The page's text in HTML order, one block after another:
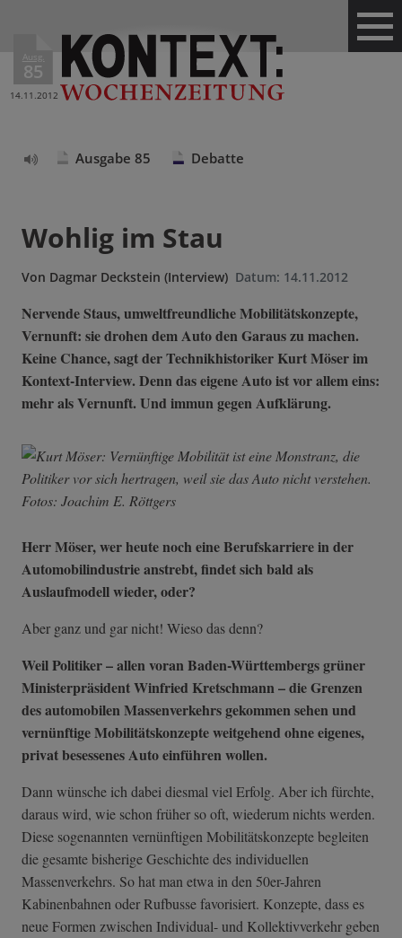
Ausg.
85
14.11.2012
Ausgabe 85 Debatte
Wohlig im Stau
Von Dagmar Deckstein (Interview) Datum: 14.11.2012
Nervende Staus, umweltfreundliche Mobilitätskonzepte,
Vernunft: sie drohen dem Auto den Garaus zu machen.
Keine Chance, sagt der Technikhistoriker Kurt Möser im
Kontext-Interview. Denn das eigene Auto ist vor allem eins:
mehr als Vernunft. Und immun gegen Aufklärung.
Herr Möser, wer heute noch eine Berufskarriere in der
Automobilindustrie anstrebt, findet sich bald als
Auslaufmodell wieder, oder?
Aber ganz und gar nicht! Wieso das denn?
Weil Politiker – allen voran Baden-Württembergs grüner
Ministerpräsident Winfried Kretschmann – die Grenzen
des automobilen Massenverkehrs gekommen sehen und
vernünftige Mobilitätskonzepte weitgehend ohne eigenes,
privat besessenes Auto einführen wollen.
Dann wünsche ich dabei diesmal viel Erfolg. Aber ich fürchte,
daraus wird, wie schon früher so oft, wiederum nichts werden.
Diese sogenannten vernünftigen Mobilitätskonzepte begleiten
die gesamte bisherige Geschichte des individuellen
Massenverkehrs. So hat man etwa in den 50er-Jahren
Kabinenbahnen oder Rufbusse favorisiert. Konzepte, dass es
neue Formen zwischen Individual- und Kollektivverkehr geben